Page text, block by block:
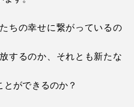
ちの幸せに繋がっているの
するのか、それとも新たな
ができるのか？